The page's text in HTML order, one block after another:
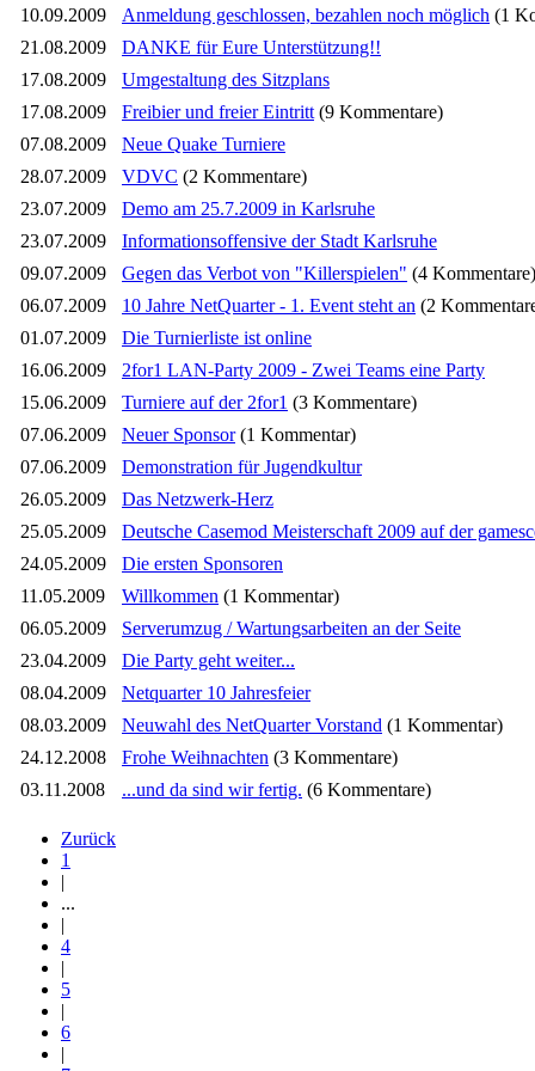
10.09.2009
Anmeldung geschlossen, bezahlen noch möglich (1
21.08.2009
DANKE für Eure Unterstützung!!
17.08.2009
Umgestaltung des Sitzplans
17.08.2009
Freibier und freier Eintritt (9 Kommentare)
07.08.2009
Neue Quake Turniere
28.07.2009
VDVC (2 Kommentare)
23.07.2009
Demo am 25.7.2009 in Karlsruhe
23.07.2009
Informationsoffensive der Stadt Karlsruhe
09.07.2009
Gegen das Verbot von "Killerspielen" (4 Kommentare)
06.07.2009
10 Jahre NetQuarter - 1. Event steht an (2
01.07.2009
Die Turnierliste ist online
16.06.2009
2for1 LAN-Party 2009 - Zwei Teams eine Party
15.06.2009
Turniere auf der 2for1 (3 Kommentare)
07.06.2009
Neuer Sponsor (1 Kommentar)
07.06.2009
Demonstration für Jugendkultur
26.05.2009
Das Netzwerk-Herz
25.05.2009
Deutsche Casemod Meisterschaft 2009 auf der
24.05.2009
Die ersten Sponsoren
11.05.2009
Willkommen (1 Kommentar)
06.05.2009
Serverumzug / Wartungsarbeiten an der Seite
23.04.2009
Die Party geht weiter...
08.04.2009
Netquarter 10 Jahresfeier
08.03.2009
Neuwahl des NetQuarter Vorstand (1 Kommentar)
24.12.2008
Frohe Weihnachten (3 Kommentare)
03.11.2008
...und da sind wir fertig. (6 Kommentare)
Zurück
1
|
...
|
4
|
5
|
6
|